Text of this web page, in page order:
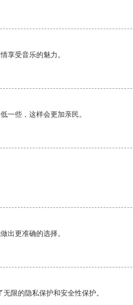
享受音乐的魅力。
一些，这样会更加亲民。
出更准确的选择。
限的隐私保护和安全性保护。